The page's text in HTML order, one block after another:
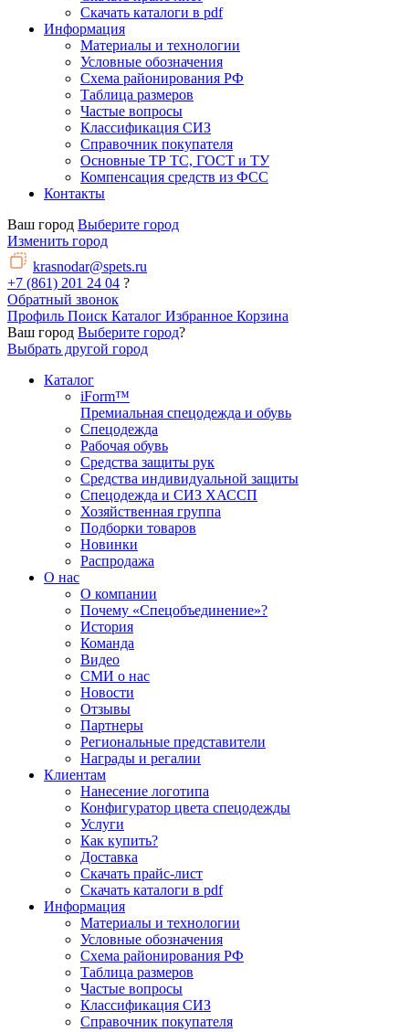
Скачать каталоги в pdf
Информация
Материалы и технологии
Условные обозначения
Схема районирования РФ
Таблица размеров
Частые вопросы
Классификация СИЗ
Справочник покупателя
Основные ТР ТС, ГОСТ и ТУ
Компенсация средств из ФСС
Контакты
Ваш город Выберите город
Изменить город
krasnodar@spets.ru
+7 (861) 201 24 04 ?
Обратный звонок
Профиль Поиск Каталог Избранное Корзина
Ваш город Выберите город?
Выбрать другой город
Каталог
iForm™
Премиальная спецодежда и обувь
Спецодежда
Рабочая обувь
Средства защиты рук
Средства индивидуальной защиты
Спецодежда и СИЗ ХАССП
Хозяйственная группа
Подборки товаров
Новинки
Распродажа
О нас
О компании
Почему «Спецобъединение»?
История
Команда
Видео
СМИ о нас
Новости
Отзывы
Партнеры
Региональные представители
Награды и регалии
Клиентам
Нанесение логотипа
Конфигуратор цвета спецодежды
Услуги
Как купить?
Доставка
Скачать прайс-лист
Скачать каталоги в pdf
Информация
Материалы и технологии
Условные обозначения
Схема районирования РФ
Таблица размеров
Частые вопросы
Классификация СИЗ
Справочник покупателя